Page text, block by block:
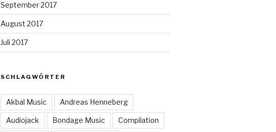
September 2017
August 2017
Juli 2017
SCHLAGWÖRTER
Akbal Music Andreas Henneberg
Audiojack Bondage Music Compilation